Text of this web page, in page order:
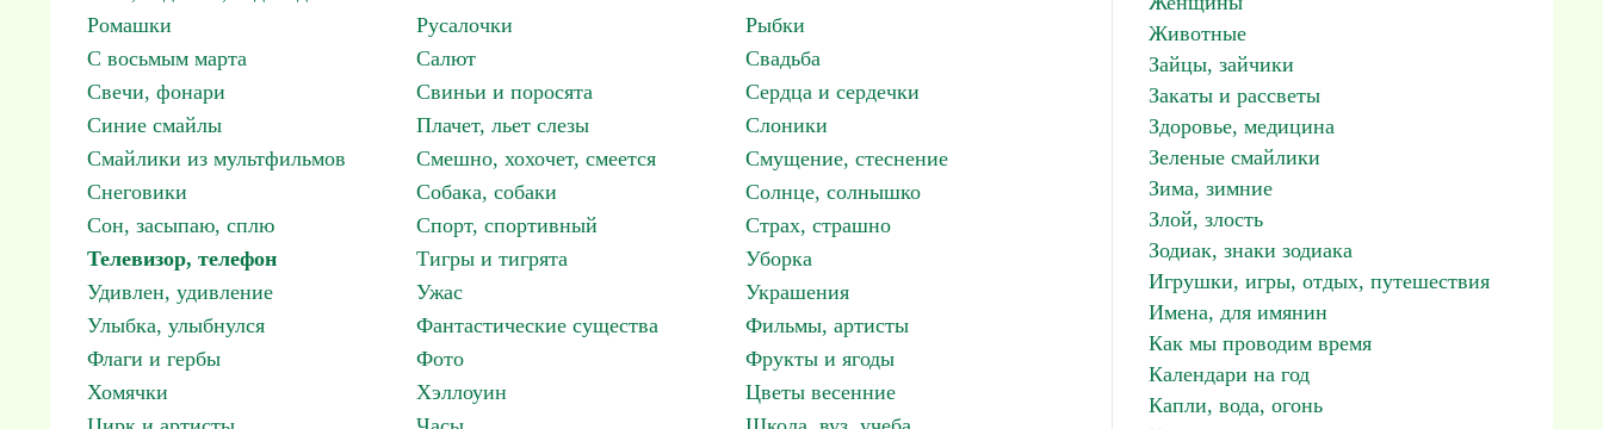
Ромашки
Русалочки
Рыбки
С восьмым марта
Салют
Свадьба
Свечи, фонари
Свиньи и поросята
Сердца и сердечки
Синие смайлы
Плачет, льет слезы
Слоники
Смайлики из мультфильмов
Смешно, хохочет, смеется
Смущение, стеснение
Снеговики
Собака, собаки
Солнце, солнышко
Сон, засыпаю, сплю
Спорт, спортивный
Страх, страшно
Телевизор, телефон
Тигры и тигрята
Уборка
Удивлен, удивление
Ужас
Украшения
Улыбка, улыбнулся
Фантастические существа
Фильмы, артисты
Флаги и гербы
Фото
Фрукты и ягоды
Хомячки
Хэллоуин
Цветы весенние
Животные
Зайцы, зайчики
Закаты и рассветы
Здоровье, медицина
Зеленые смайлики
Зима, зимние
Злой, злость
Зодиак, знаки зодиака
Игрушки, игры, отдых, путешествия
Имена, для имянин
Как мы проводим время
Календари на год
Капли, вода, огонь